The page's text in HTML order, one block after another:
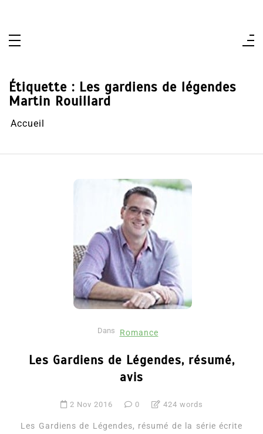
Étiquette : Les gardiens de légendes
Martin Rouillard
Accueil
Dans Romance
Les Gardiens de Légendes, résumé,
avis
2 Nov 2016 0 424 words
Les Gardiens de Légendes, résumé de la série écrite